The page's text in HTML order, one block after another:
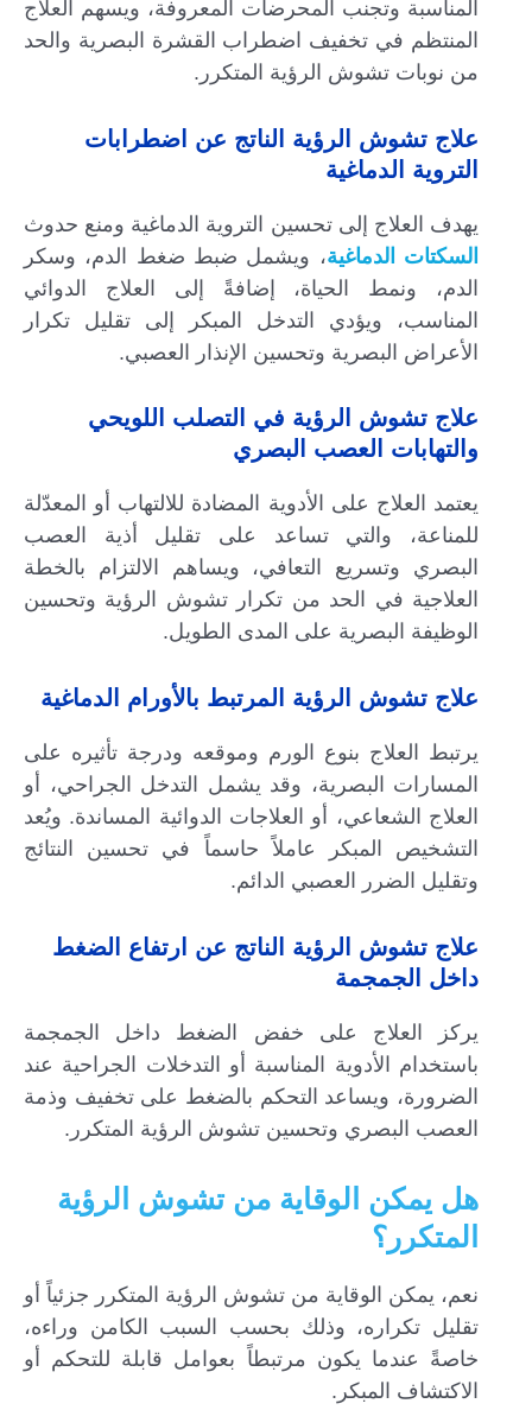
المناسبة وتجنب المحرضات المعروفة، ويسهم العلاج
المنتظم في تخفيف اضطراب القشرة البصرية والحد
من نوبات تشوش الرؤية المتكرر.
علاج تشوش الرؤية الناتج عن اضطرابات
التروية الدماغية
يهدف العلاج إلى تحسين التروية الدماغية ومنع حدوث
السكتات الدماغية، ويشمل ضبط ضغط الدم، وسكر
الدم، ونمط الحياة، إضافةً إلى العلاج الدوائي
المناسب، ويؤدي التدخل المبكر إلى تقليل تكرار
الأعراض البصرية وتحسين الإنذار العصبي.
علاج تشوش الرؤية في التصلب اللويحي
والتهابات العصب البصري
يعتمد العلاج على الأدوية المضادة للالتهاب أو المعدّلة
للمناعة، والتي تساعد على تقليل أذية العصب
البصري وتسريع التعافي، ويساهم الالتزام بالخطة
العلاجية في الحد من تكرار تشوش الرؤية وتحسين
الوظيفة البصرية على المدى الطويل.
علاج تشوش الرؤية المرتبط بالأورام الدماغية
يرتبط العلاج بنوع الورم وموقعه ودرجة تأثيره على
المسارات البصرية، وقد يشمل التدخل الجراحي، أو
العلاج الشعاعي، أو العلاجات الدوائية المساندة. ويُعد
التشخيص المبكر عاملاً حاسماً في تحسين النتائج
وتقليل الضرر العصبي الدائم.
علاج تشوش الرؤية الناتج عن ارتفاع الضغط
داخل الجمجمة
يركز العلاج على خفض الضغط داخل الجمجمة
باستخدام الأدوية المناسبة أو التدخلات الجراحية عند
الضرورة، ويساعد التحكم بالضغط على تخفيف وذمة
العصب البصري وتحسين تشوش الرؤية المتكرر.
هل يمكن الوقاية من تشوش الرؤية
المتكرر؟
نعم، يمكن الوقاية من تشوش الرؤية المتكرر جزئياً أو
تقليل تكراره، وذلك بحسب السبب الكامن وراءه،
خاصةً عندما يكون مرتبطاً بعوامل قابلة للتحكم أو
الاكتشاف المبكر.